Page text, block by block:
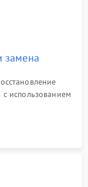
замена
использованием
микросхемы
USB